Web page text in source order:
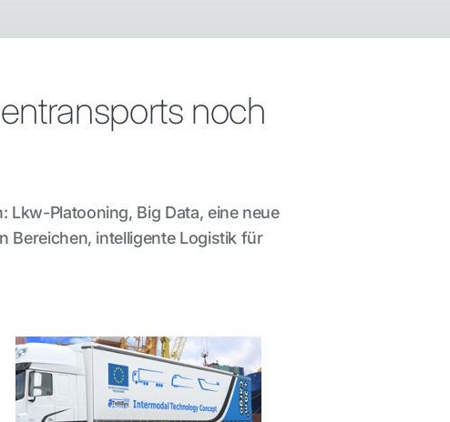
noch
Platooning, Big Data, eine neue
Bereichen, intelligente Logistik für